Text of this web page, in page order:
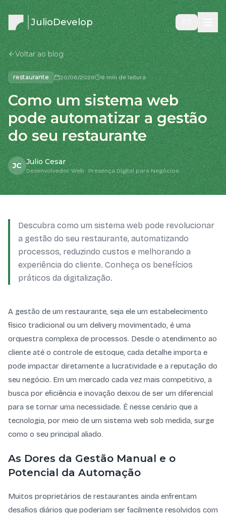
JulioDevelop
Voltar ao blog
restaurante 20/06/2026 8 min de leitura
Como um sistema web
pode automatizar a gestão
do seu restaurante
JC Julio Cesar
Desenvolvedor Web · Presença Digital para Negócios
Descubra como um sistema web pode revolucionar
a gestão do seu restaurante, automatizando
processos, reduzindo custos e melhorando a
experiência do cliente. Conheça os benefícios
práticos da digitalização.
A gestão de um restaurante, seja ele um estabelecimento
físico tradicional ou um delivery movimentado, é uma
orquestra complexa de processos. Desde o atendimento ao
cliente até o controle de estoque, cada detalhe importa e
pode impactar diretamente a lucratividade e a reputação do
seu negócio. Em um mercado cada vez mais competitivo, a
busca por eficiência e inovação deixou de ser um diferencial
para se tornar uma necessidade. É nesse cenário que a
tecnologia, por meio de um sistema web sob medida, surge
como o seu principal aliado.
As Dores da Gestão Manual e o
Potencial da Automação
Muitos proprietários de restaurantes ainda enfrentam
desafios diários que poderiam ser facilmente resolvidos com